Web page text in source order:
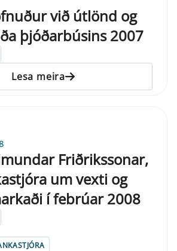
við útlönd og
þjóðarbúsins 2007
Lesa meira
Friðrikssonar,
um vexti og
í febrúar 2008